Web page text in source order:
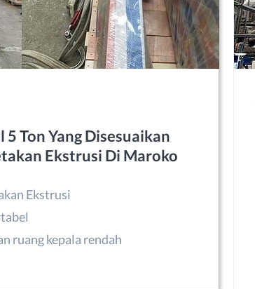
Ton Yang Disesuaikan
Ekstrusi Di Maroko
Ekstrusi
ruang kepala rendah